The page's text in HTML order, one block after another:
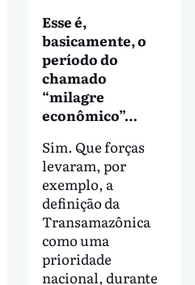
Esse é,
basicamente, o
período do
chamado
“milagre
econômico”…
Sim. Que forças
levaram, por
exemplo, a
definição da
Transamazônica
como uma
prioridade
nacional, durante